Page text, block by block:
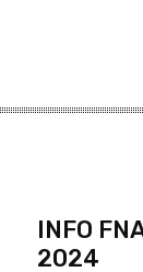
INFO
2024